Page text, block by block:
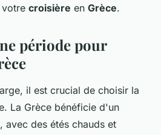
croisière en Grèce.
période pour
il est crucial de choisir la
La Grèce bénéficie d'un
avec des étés chauds et